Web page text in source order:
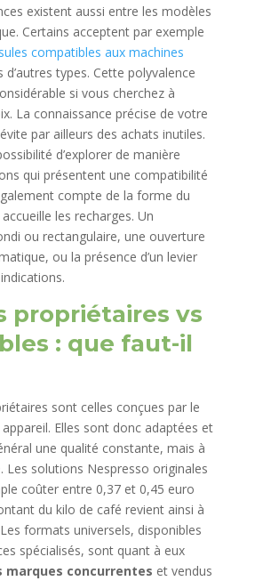
existent aussi entre les modèles
Certains acceptent par exemple
compatibles aux machines
d’autres types. Cette polyvalence
si vous cherchez à
La connaissance précise de votre
par ailleurs des achats inutiles.
d’explorer de manière
qui présentent une compatibilité
compte de la forme du
les recharges. Un
ou rectangulaire, une ouverture
ou la présence d’un levier
propriétaires vs
: que faut-il
sont celles conçues par le
Elles sont donc adaptées et
une qualité constante, mais à
Les solutions Nespresso originales
coûter entre 0,37 et 0,45 euro
du kilo de café revient ainsi à
formats universels, disponibles
spécialisés, sont quant à eux
marques concurrentes et vendus